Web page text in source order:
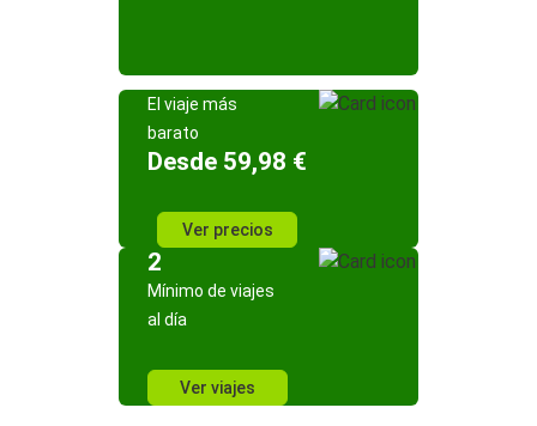
El viaje más
barato
Desde 59,98 €
Ver precios
2
Mínimo de viajes
al día
Ver viajes